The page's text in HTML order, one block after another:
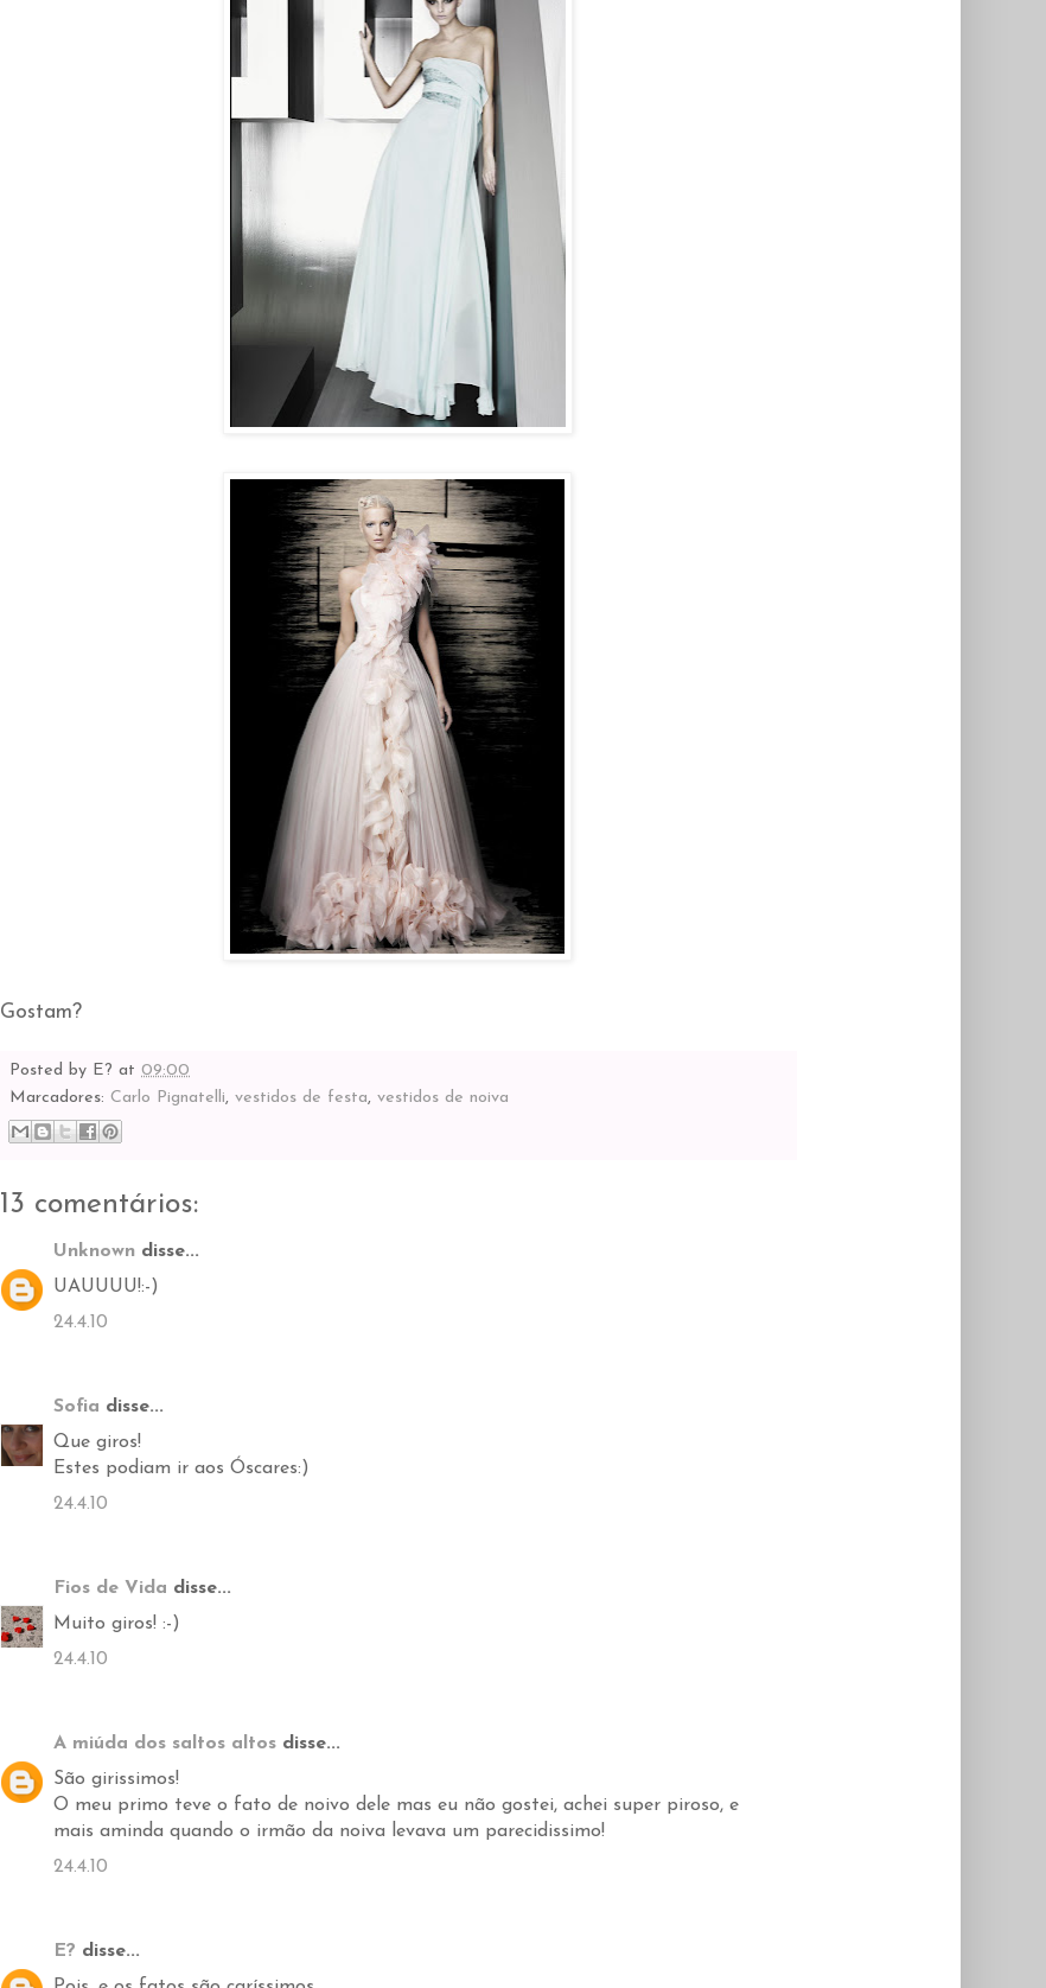
Gostam?
Posted by E? at 09:00
Marcadores: Carlo Pignatelli, vestidos de festa, vestidos de noiva
13 comentários:
Unknown disse...
UAUUUU!:-)
24.4.10
Sofia disse...
Que giros!
Estes podiam ir aos Óscares:)
24.4.10
Fios de Vida disse...
Muito giros! :-)
24.4.10
A miúda dos saltos altos disse...
São girissimos!
O meu primo teve o fato de noivo dele mas eu não gostei, achei super piroso, e
mais aminda quando o irmão da noiva levava um parecidissimo!
24.4.10
E? disse...